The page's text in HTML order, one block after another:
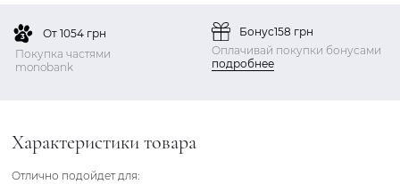
От 1054 грн
Покупка частями
monobank
Бонус158 грн
Оплачивай покупки бонусами
подробнее
Характеристики товара
Отлично подойдет для: